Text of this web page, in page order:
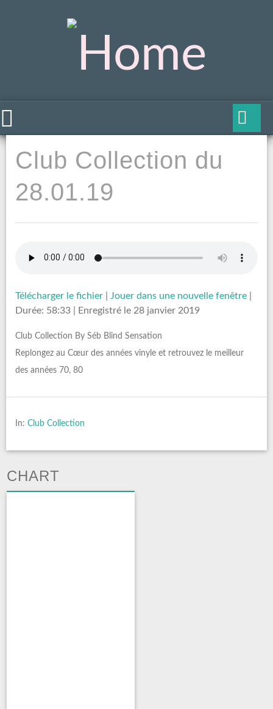
Club Collection du
28.01.19
Télécharger le fichier Jouer dans une nouvelle fenêtre
Durée: 58:33
Enregistré le 28 janvier 2019
Club Collection By Séb Blind Sensation
Replongez au Cœur des années vinyle et retrouvez le meilleur
des années 70, 80
In: Club Collection
CHART